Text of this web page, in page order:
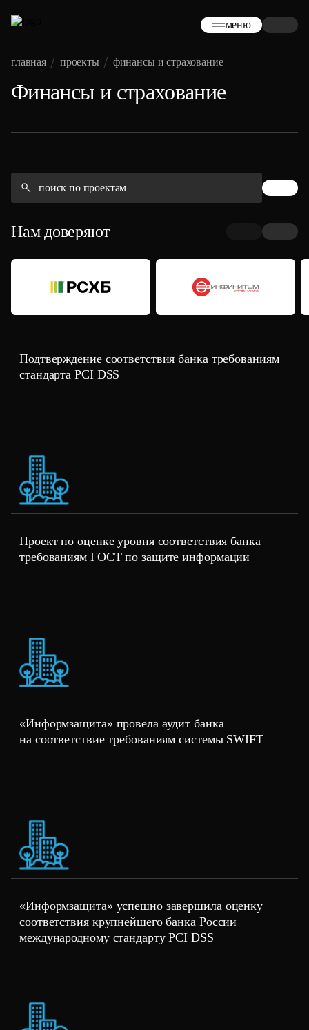
меню
главная проекты финансы и страхование
Финансы и страхование
Нам доверяют
Подтверждение соответствия банка требованиям
стандарта PCI DSS
Проект по оценке уровня соответствия банка
требованиям ГОСТ по защите информации
«Информзащита» провела аудит банка
на соответствие требованиям системы SWIFT
«Информзащита» успешно завершила оценку
соответствия крупнейшего банка России
международному стандарту PCI DSS